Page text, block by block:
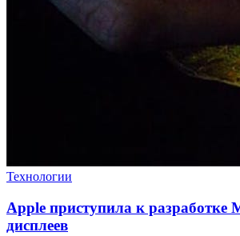
Технологии
Apple приступила к разработке
дисплеев